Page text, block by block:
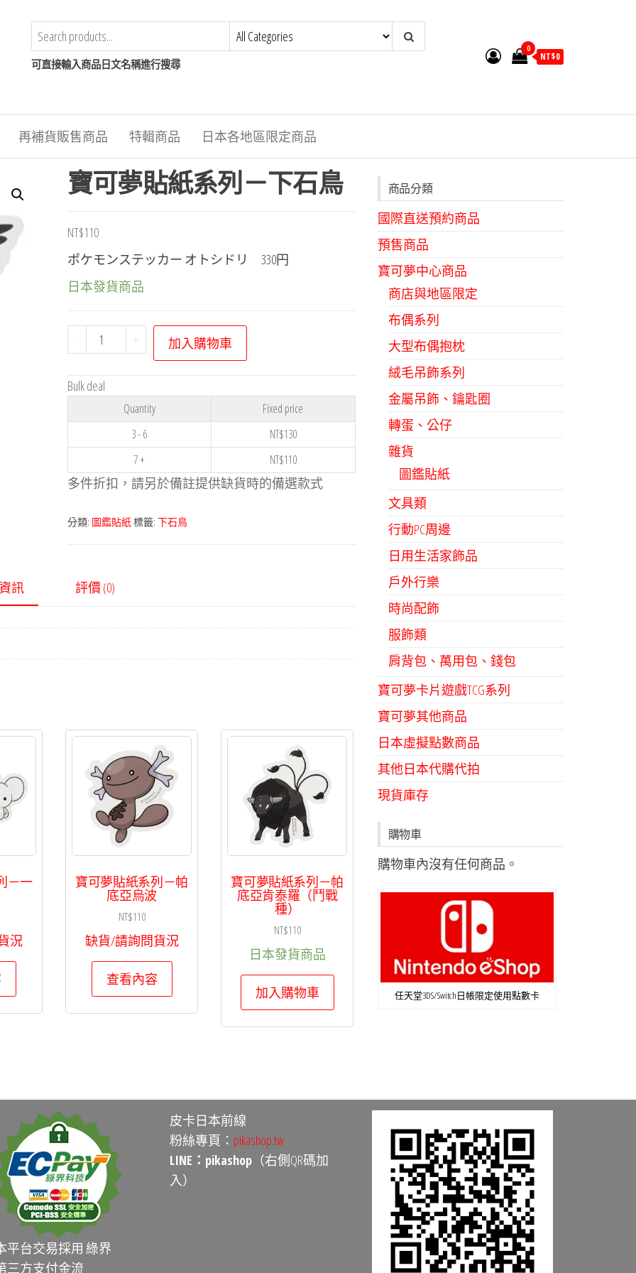
可直接輸入商品日文名稱進行搜尋
0
NT$0
再補貨販售商品 特輯商品 日本各地區限定商品
寶可夢貼紙系列－下石鳥
NT$110
ポケモンステッカー オトシドリ 330円
日本發貨商品
-
可
貼
－
下
+ 加入購物車
Bulk deal
Quantity
Fixed price
3 - 6
NT$130
7 +
NT$110
多件折扣，請另於備註提供缺貨時的備選款式
分類: 圖鑑貼紙標籤: 下石鳥
訊 評價 (0)
－一
況
寶可夢貼紙系列－帕
底亞烏波
NT$110
缺貨/請詢問貨況
查看內容
寶可夢貼紙系列－帕
底亞肯泰羅（鬥戰
種）
NT$110
日本發貨商品
加入購物車
商品分類
國際直送預約商品
預售商品
寶可夢中心商品
商店與地區限定
布偶系列
大型布偶抱枕
絨毛吊飾系列
金屬吊飾、鑰匙圈
轉蛋、公仔
雜貨
圖鑑貼紙
文具類
行動PC周邊
日用生活家飾品
戶外行樂
時尚配飾
服飾類
肩背包、萬用包、錢包
寶可夢卡片遊戲TCG系列
寶可夢其他商品
日本虛擬點數商品
其他日本代購代拍
現貨庫存
購物車
購物車內沒有任何商品。
任天堂3DS/Switch日帳限定使用點數卡
平台交易採用 綠界
三方支付金流
皮卡日本前線
粉絲專頁： pikashop.tw
LINE：pikashop （右側QR碼加
入）